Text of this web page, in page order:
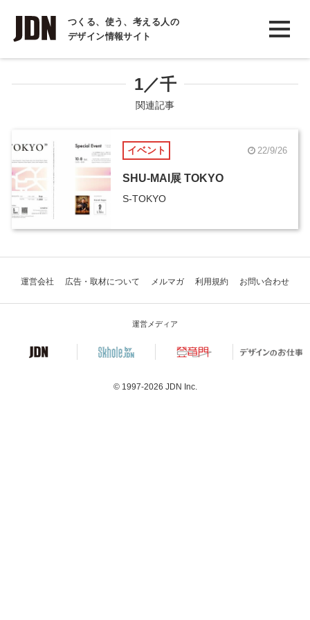
つくる、使う、考える人の
デザイン情報サイト
INTERVIEW
インタビュー
コラム
1／千
関連記事
イベント 22/9/26
SHU-MAI展 TOKYO
S-TOKYO
運営会社 広告・取材について メルマガ 利用規約 お問い合わせ
運営メディア
© 1997-2026 JDN Inc.